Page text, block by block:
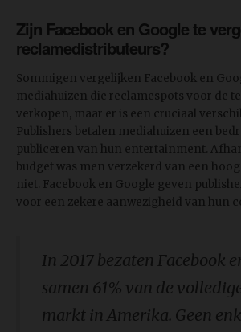
Zijn Facebook en Google te
reclamedistributeurs?
Sommigen vergelijken Facebook en
mediahuizen die reclamespots voor de
verkopen, maar er is een cruciaal
Publishers betalen mediahuizen een
publiceren van hun entertainment.
budget was men verzekerd van een
niet. Facebook en Google geven
voor een zekere aanwezigheid van hun
In 2017 bezaten Facebook
samen 61% van de
markt in Amerika. Geen